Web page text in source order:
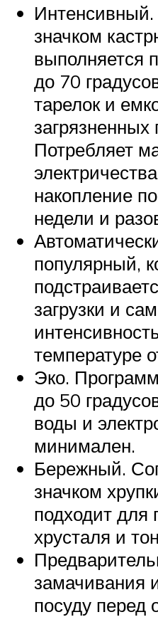
значком
выполняется
до 70
тарелок и
Потребляет
накопление
недели и
популярный,
загрузки и
температуре
Эко.
до 50
воды и
минимален.
Бережный.
значком
подходит для
хрусталя и
замачивания
посуду перед